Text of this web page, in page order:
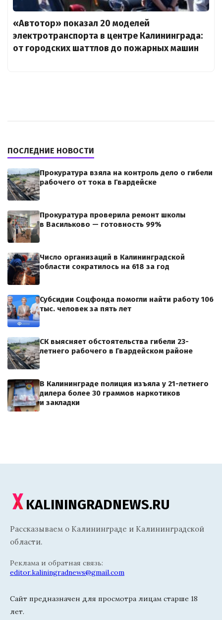
«Автотор» показал 20 моделей
электротранспорта в центре Калининграда:
от городских шаттлов до пожарных машин
ПОСЛЕДНИЕ НОВОСТИ
Прокуратура взяла на контроль дело о гибели
рабочего от тока в Гвардейске
Прокуратура проверила ремонт школы
в Васильково — готовность 99%
Число организаций в Калининградской
области сократилось на 618 за год
Субсидии Соцфонда помогли найти работу 106
тыс. человек за пять лет
СК выясняет обстоятельства гибели 23-
летнего рабочего в Гвардейском районе
В Калининграде полиция изъяла у 21-летнего
дилера более 30 граммов наркотиков
и закладки
KALININGRADNEWS.RU
Рассказываем о Калининграде и Калининградской
области.
Реклама и обратная связь:
editor.kaliningradnews@gmail.com
Сайт предназначен для просмотра лицам старше 18
лет.